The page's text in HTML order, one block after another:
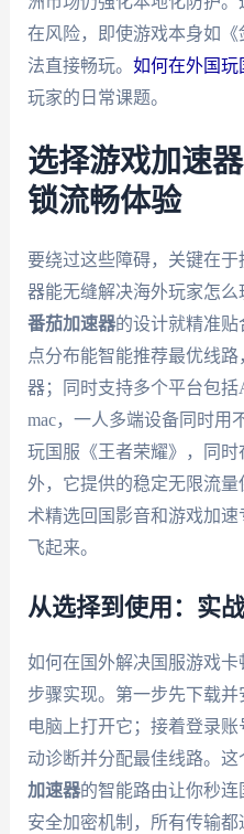
在风险，即使游戏本身如
法直接畅玩。 如何在外国玩
玩家的日常课题。
选择游戏加速
锁流畅体验
要绕过这些障碍，关键在
器能无缝解决海外玩家怎么
番茄加速器的设计就精准贴
点分布能智能推荐最优线
器；同时支持多个平台包括
mac，一人多端设备同时
玩国服《王者荣耀》，同
外，它提供的稳定无限流
术精选回国影音和游戏加
飞起来。
从选择到使用：实
如何在国外解决国服游戏
步骤实现。第一步先下载
电脑上打开它；接着登录
动诊断并分配最佳线路。这
加速器的智能路由让你秒
安全加密机制，所有传输